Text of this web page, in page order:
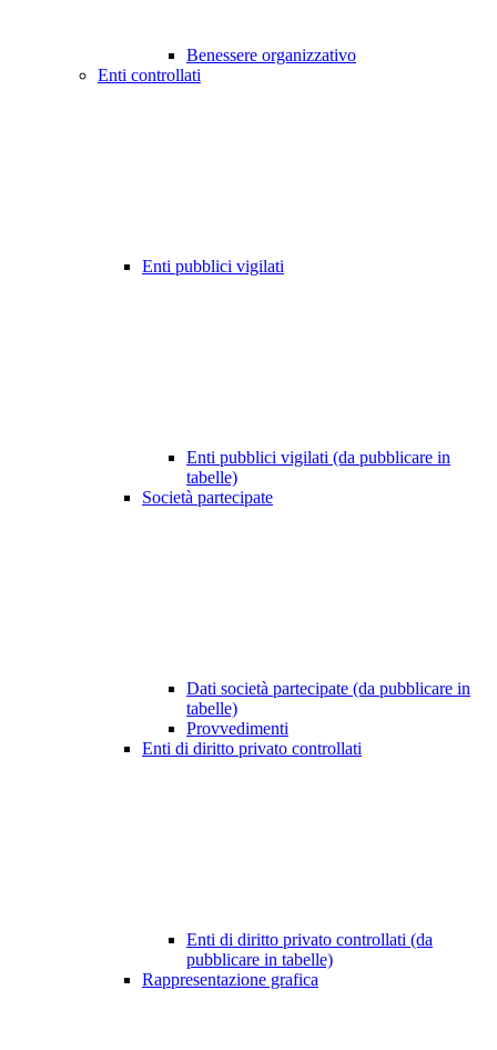
Benessere organizzativo
Enti controllati
Enti pubblici vigilati
Enti pubblici vigilati (da pubblicare in
tabelle)
Società partecipate
Dati società partecipate (da pubblicare in
tabelle)
Provvedimenti
Enti di diritto privato controllati
Enti di diritto privato controllati (da
pubblicare in tabelle)
Rappresentazione grafica